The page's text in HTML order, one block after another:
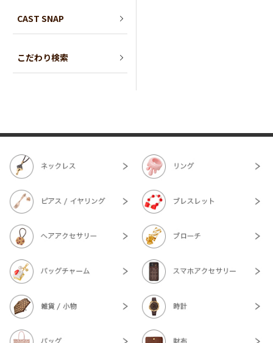
CAST SNAP
こだわり検索